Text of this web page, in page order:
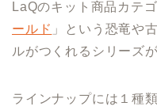
LaQのキット商品カテ
ールド 」という恐竜や
ルがつくれるシリーズ
ラインナップには１種